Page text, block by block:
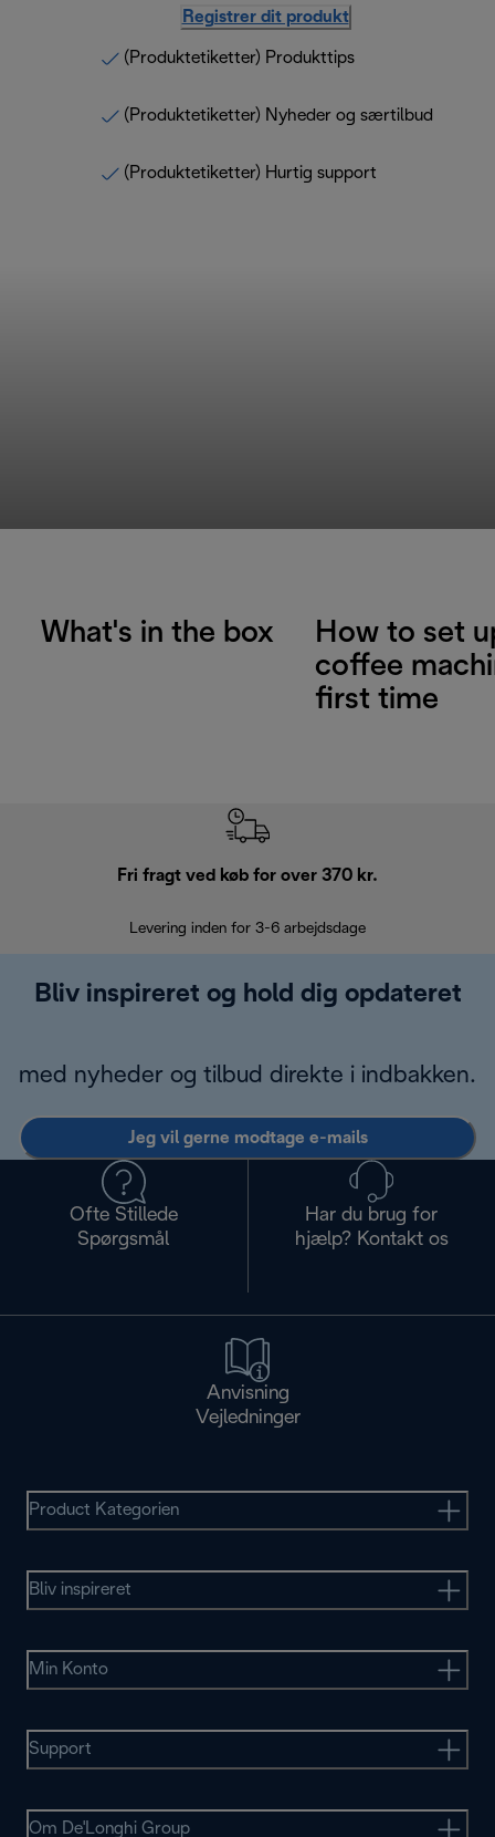
Registrer dit produkt
(Produktetiketter) Produkttips
(Produktetiketter) Nyheder og særtilbud
(Produktetiketter) Hurtig support
What's in the box
How to set
coffee
first time
Fri fragt ved køb for over 370 kr.
Levering inden for 3-6 arbejdsdage
Bliv inspireret og hold dig opdateret
med nyheder og tilbud direkte i indbakken.
Jeg vil gerne modtage e-mails
Ofte Stillede
Spørgsmål
Har du brug for
hjælp? Kontakt os
Anvisning
Vejledninger
Product Kategorien
Bliv inspireret
Min Konto
Support
Om De'Longhi Group